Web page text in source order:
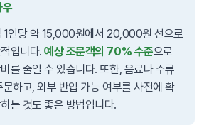
우
1인당 약 15,000원에서 20,000원 선으로
입니다.예상 조문객의 70% 수준으로
를 줄일 수 있습니다. 또한, 음료나 주류
하고, 외부 반입 가능 여부를 사전에 확
는 것도 좋은 방법입니다.